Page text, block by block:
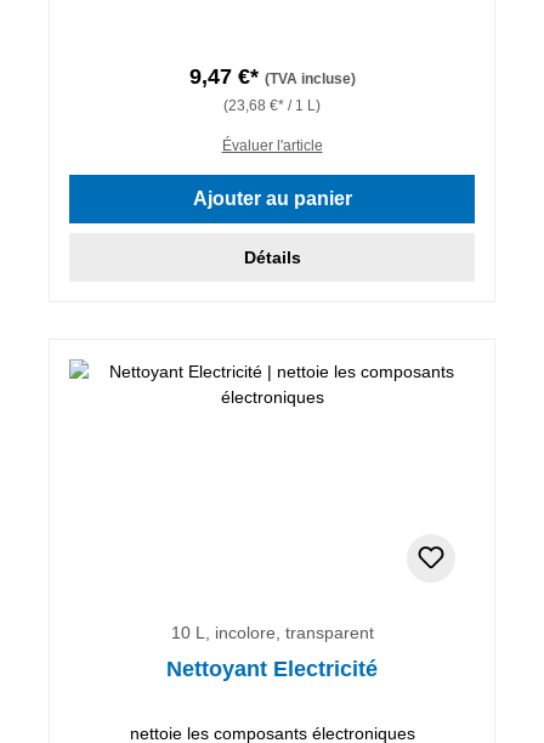
9,47 €* (TVA incluse)
(23,68 €* / 1 L)
Évaluer l'article
Ajouter au panier
Détails
10 L, incolore, transparent
Nettoyant Electricité
nettoie les composants électroniques